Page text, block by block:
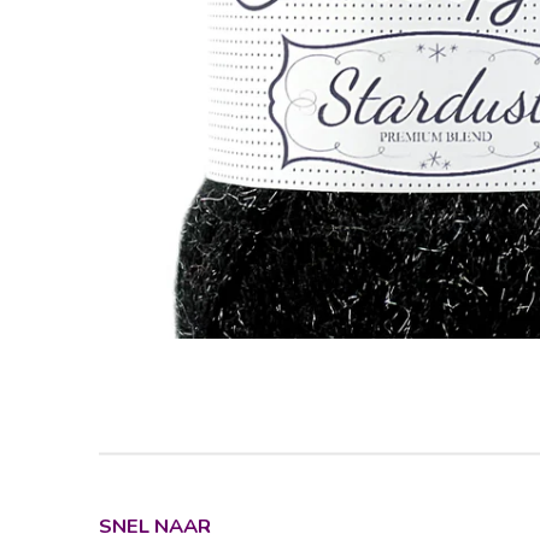
SNEL NAAR